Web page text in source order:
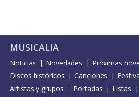
MUSICALIA
Noticias Novedades
Próximas
Discos históricos
Canciones
Artistas y grupos
Portadas Listas